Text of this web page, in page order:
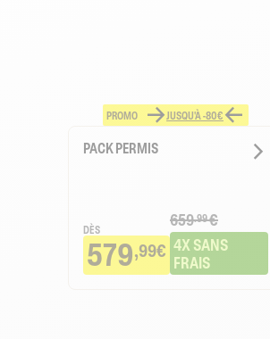
PROMO JUSQU'À -80€
PACK PERMIS
DÈS
579,99€
659.99€
4X SANS
FRAIS